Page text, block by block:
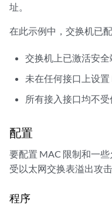
址。
在此示例中，交换机已
交换机上已激活安全
未在任何接口上设置
所有接入接口均不受
配置
要配置 MAC 限制和一
受以太网交换表溢出攻
程序